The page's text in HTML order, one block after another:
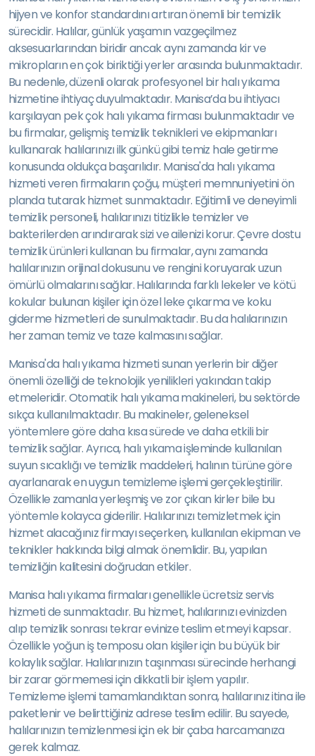
hijyen ve konfor standardını artıran önemli bir temizlik
sürecidir. Halılar, günlük yaşamın vazgeçilmez
aksesuarlarından biridir ancak aynı zamanda kir ve
mikropların en çok biriktiği yerler arasında bulunmaktadır.
Bu nedenle, düzenli olarak profesyonel bir halı yıkama
hizmetine ihtiyaç duyulmaktadır. Manisa’da bu ihtiyacı
karşılayan pek çok halı yıkama firması bulunmaktadır ve
bu firmalar, gelişmiş temizlik teknikleri ve ekipmanları
kullanarak halılarınızı ilk günkü gibi temiz hale getirme
konusunda oldukça başarılıdır. Manisa'da halı yıkama
hizmeti veren firmaların çoğu, müşteri memnuniyetini ön
planda tutarak hizmet sunmaktadır. Eğitimli ve deneyimli
temizlik personeli, halılarınızı titizlikle temizler ve
bakterilerden arındırarak sizi ve ailenizi korur. Çevre dostu
temizlik ürünleri kullanan bu firmalar, aynı zamanda
halılarınızın orijinal dokusunu ve rengini koruyarak uzun
ömürlü olmalarını sağlar. Halılarında farklı lekeler ve kötü
kokular bulunan kişiler için özel leke çıkarma ve koku
giderme hizmetleri de sunulmaktadır. Bu da halılarınızın
her zaman temiz ve taze kalmasını sağlar.
Manisa'da halı yıkama hizmeti sunan yerlerin bir diğer
önemli özelliği de teknolojik yenilikleri yakından takip
etmeleridir. Otomatik halı yıkama makineleri, bu sektörde
sıkça kullanılmaktadır. Bu makineler, geleneksel
yöntemlere göre daha kısa sürede ve daha etkili bir
temizlik sağlar. Ayrıca, halı yıkama işleminde kullanılan
suyun sıcaklığı ve temizlik maddeleri, halının türüne göre
ayarlanarak en uygun temizleme işlemi gerçekleştirilir.
Özellikle zamanla yerleşmiş ve zor çıkan kirler bile bu
yöntemle kolayca giderilir. Halılarınızı temizletmek için
hizmet alacağınız firmayı seçerken, kullanılan ekipman ve
teknikler hakkında bilgi almak önemlidir. Bu, yapılan
temizliğin kalitesini doğrudan etkiler.
Manisa halı yıkama firmaları genellikle ücretsiz servis
hizmeti de sunmaktadır. Bu hizmet, halılarınızı evinizden
alıp temizlik sonrası tekrar evinize teslim etmeyi kapsar.
Özellikle yoğun iş temposu olan kişiler için bu büyük bir
kolaylık sağlar. Halılarınızın taşınması sürecinde herhangi
bir zarar görmemesi için dikkatli bir işlem yapılır.
Temizleme işlemi tamamlandıktan sonra, halılarınız itina ile
paketlenir ve belirttiğiniz adrese teslim edilir. Bu sayede,
halılarınızın temizlenmesi için ek bir çaba harcamanıza
gerek kalmaz.